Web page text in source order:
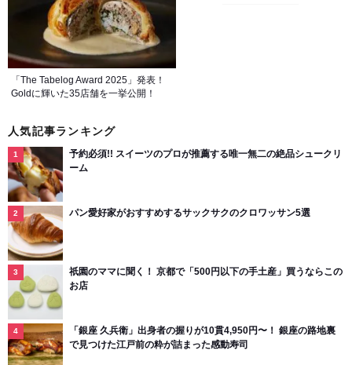
「The Tabelog Award 2025」発表！
Goldに輝いた35店舗を一挙公開！
人気記事ランキング
予約必須!! スイーツのプロが推薦する唯一無二の絶品シュークリ
ーム
パン愛好家がおすすめするサックサクのクロワッサン5選
祇園のママに聞く！ 京都で「500円以下の手土産」買うならこの
お店
「銀座 久兵衛」出身者の握りが10貫4,950円〜！ 銀座の路地裏
で見つけた江戸前の粋が詰まった感動寿司